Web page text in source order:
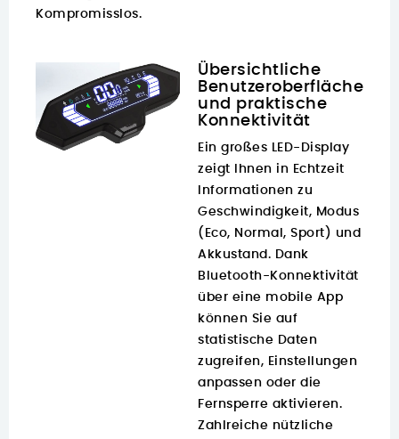
Kompromisslos.
Übersichtliche
Benutzeroberfläche
und praktische
Konnektivität
Ein großes LED-Display
zeigt Ihnen in Echtzeit
Informationen zu
Geschwindigkeit, Modus
(Eco, Normal, Sport) und
Akkustand. Dank
Bluetooth-Konnektivität
über eine mobile App
können Sie auf
statistische Daten
zugreifen, Einstellungen
anpassen oder die
Fernsperre aktivieren.
Zahlreiche nützliche